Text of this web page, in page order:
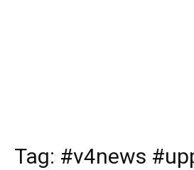
Tag: #v4news